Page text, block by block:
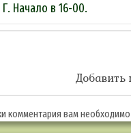
Начало в 16-00.
Добавить
комментария вам необходимо